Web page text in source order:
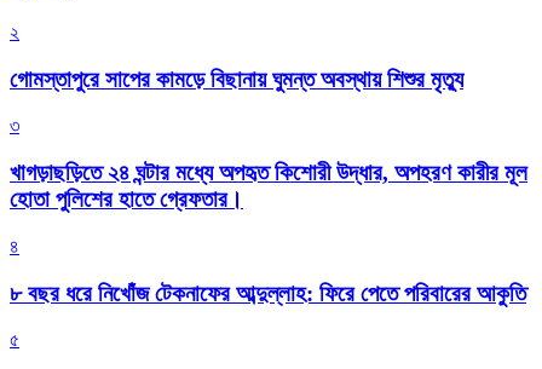
২
গোমস্তাপুরে সাপের কামড়ে বিছানায় ঘুমন্ত অবস্থায় শিশুর মৃত্যু
৩
খাগড়াছড়িতে ২৪ ঘন্টার মধ্যে অপহৃত কিশোরী উদ্ধার, অপহরণ কারীর মূল
হোতা পুলিশের হাতে গ্রেফতার।
৪
৮ বছর ধরে নিখোঁজ টেকনাফের আব্দুল্লাহ: ফিরে পেতে পরিবারের আকুতি
৫